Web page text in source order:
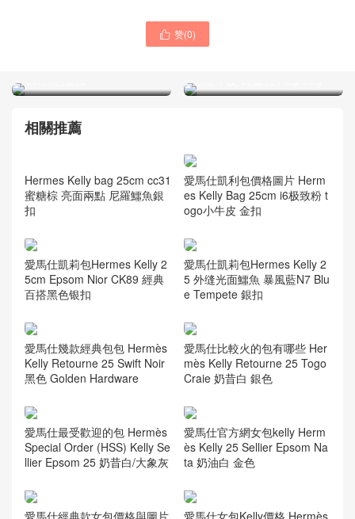
 赞(0)
相關推薦
蜜糖棕 亮面兩點 尼羅鱷魚銀
扣
愛馬仕凱利包價格圖片 Herm
es Kelly Bag 25cm i6极致粉 t
ogo小牛皮 金扣
5cm Epsom Nior CK89 經典
百搭黑色银扣
5 外缝光面鱷魚 暴風藍N7 Blu
e Tempete 銀扣
Kelly Retourne 25 Swift Noir
黑色 Golden Hardware
mès Kelly Retourne 25 Togo
Craie 奶昔白 銀色